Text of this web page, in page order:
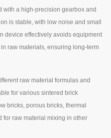
with a high-precision gearbox and
is stable, with low noise and small
device effectively avoids equipment
raw materials, ensuring long-term
raw material formulas and
for various sintered brick
bricks, porous bricks, thermal
for raw material mixing in other